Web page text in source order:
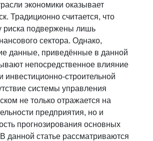
экономики оказывает
Традиционно считается, что
риска подвержены лишь
сектора. Однако,
данные, приведённые в данной
непосредственное влияние
инвестиционно-строительной
системы управления
не только отражается на
предприятия, но и
прогнозирования основных
данной статье рассматриваются